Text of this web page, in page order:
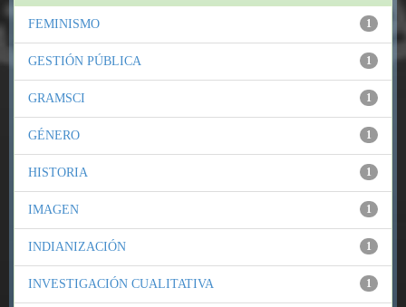
1
FEMINISMO
1
GESTIÓN PÚBLICA
1
GRAMSCI
1
GÉNERO
1
HISTORIA
1
IMAGEN
1
INDIANIZACIÓN
1
INVESTIGACIÓN CUALITATIVA